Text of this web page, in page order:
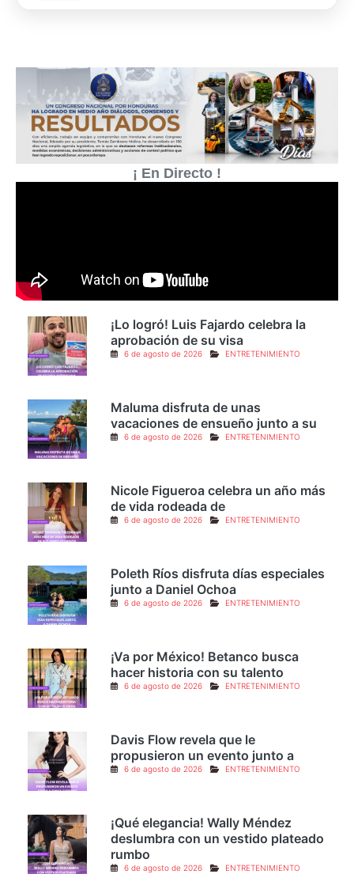
¡ En Directo !
¡Lo logró! Luis Fajardo celebra la
aprobación de su visa
6 de agosto de 2026 ENTRETENIMIENTO
Maluma disfruta de unas
vacaciones de ensueño junto a su
6 de agosto de 2026 ENTRETENIMIENTO
Nicole Figueroa celebra un año más
de vida rodeada de
6 de agosto de 2026 ENTRETENIMIENTO
Poleth Ríos disfruta días especiales
junto a Daniel Ochoa
6 de agosto de 2026 ENTRETENIMIENTO
¡Va por México! Betanco busca
hacer historia con su talento
6 de agosto de 2026 ENTRETENIMIENTO
Davis Flow revela que le
propusieron un evento junto a
6 de agosto de 2026 ENTRETENIMIENTO
¡Qué elegancia! Wally Méndez
deslumbra con un vestido plateado
rumbo
6 de agosto de 2026 ENTRETENIMIENTO